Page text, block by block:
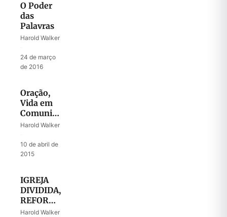
O Poder
das
Palavras
Harold Walker
24 de março
de 2016
Oração,
Vida em
Comunidade
e Avanço
Harold Walker
10 de abril de
2015
IGREJA
DIVIDIDA,
REFORMA
NÃO
Harold Walker